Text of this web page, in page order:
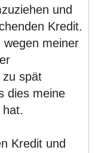
und
Kredit.
wegen meiner
zu spät
dies meine
Kredit und